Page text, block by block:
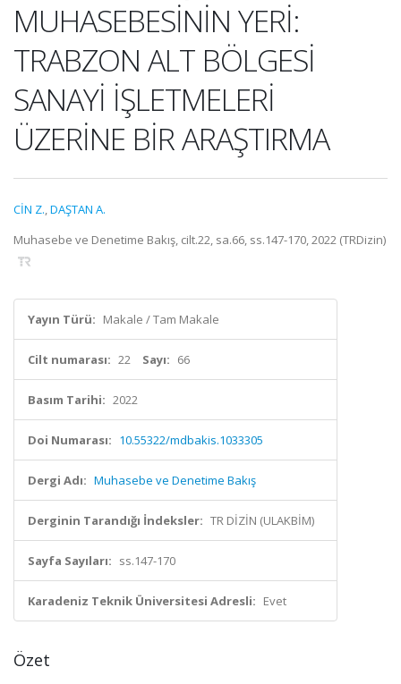
MUHASEBESİNİN YERİ:
TRABZON ALT BÖLGESİ
SANAYİ İŞLETMELERİ
ÜZERİNE BİR ARAŞTIRMA
CİN Z.,DAŞTAN A.
Muhasebe ve Denetime Bakış, cilt.22, sa.66, ss.147-170, 2022 (TRDizin)
Yayın Türü: Makale / Tam Makale
Cilt numarası: 22 Sayı: 66
Basım Tarihi: 2022
Doi Numarası: 10.55322/mdbakis.1033305
Dergi Adı: Muhasebe ve Denetime Bakış
Derginin Tarandığı İndeksler: TR DİZİN (ULAKBİM)
Sayfa Sayıları: ss.147-170
Karadeniz Teknik Üniversitesi Adresli: Evet
Özet